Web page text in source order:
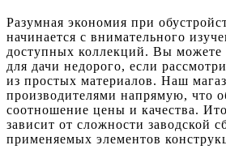
Разумная экономия при
начинается с внимательного
доступных коллекций. Вы можете
для дачи недорого, если
из простых материалов. Наш
производителями напрямую, что
соотношение цены и качества.
зависит от сложности заводской
применяемых элементов